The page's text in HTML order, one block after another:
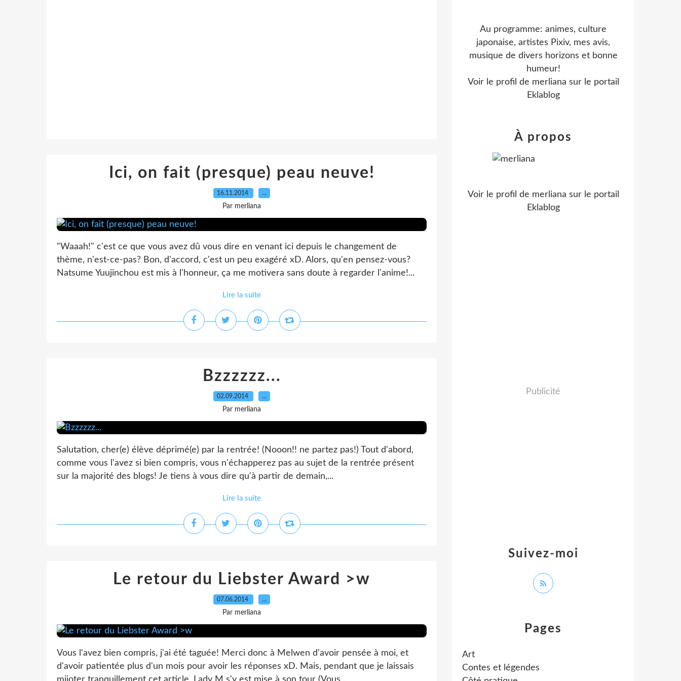
Ici, on fait (presque) peau neuve!
16.11.2014 …
Par merliana
"Waaah!" c'est ce que vous avez dû vous dire en venant ici depuis le changement de
thème, n'est-ce-pas? Bon, d'accord, c'est un peu exagéré xD. Alors, qu'en pensez-vous?
Natsume Yuujinchou est mis à l'honneur, ça me motivera sans doute à regarder l'anime!...
Lire la suite
Bzzzzzz...
02.09.2014 …
Par merliana
Salutation, cher(e) élève déprimé(e) par la rentrée! (Nooon!! ne partez pas!) Tout d'abord,
comme vous l'avez si bien compris, vous n'échapperez pas au sujet de la rentrée présent
sur la majorité des blogs! Je tiens à vous dire qu'à partir de demain,...
Lire la suite
Le retour du Liebster Award >w
07.06.2014 …
Par merliana
Vous l'avez bien compris, j'ai été taguée! Merci donc à Melwen d'avoir pensée à moi, et
d'avoir patientée plus d'un mois pour avoir les réponses xD. Mais, pendant que je laissais
Pages
Art
Contes et légendes
Au programme: animes, culture
japonaise, artistes Pixiv, mes avis,
musique de divers horizons et bonne
humeur!
Voir le profil de merliana sur le portail
Eklablog
Suivez-moi
À propos
Voir le profil de merliana sur le portail
Eklablog
Publicité